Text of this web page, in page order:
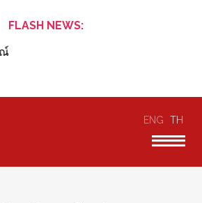
FLASH NEWS:
ENG TH